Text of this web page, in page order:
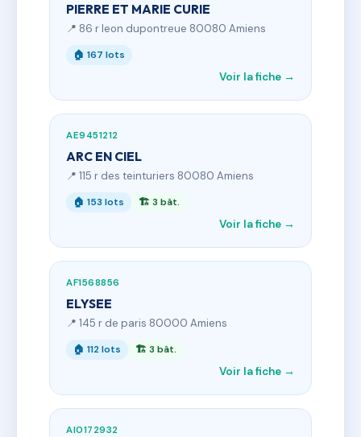
PIERRE ET MARIE CURIE
📍 86 r leon dupontreue 80080 Amiens
🏠 167 lots
Voir la fiche →
AE9451212
ARC EN CIEL
📍 115 r des teinturiers 80080 Amiens
🏠 153 lots 🏗 3 bât.
Voir la fiche →
AF1568856
ELYSEE
📍 145 r de paris 80000 Amiens
🏠 112 lots 🏗 3 bât.
Voir la fiche →
AI0172932